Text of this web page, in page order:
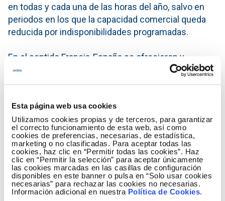
Esta página web usa cookies
Utilizamos cookies propias y de terceros, para garantizar
el correcto funcionamiento de esta web, así como
cookies de preferencias, necesarias, de estadística,
marketing o no clasificadas. Para aceptar todas las
cookies, haz clic en “Permitir todas las cookies”. Haz
clic en “Permitir la selección” para aceptar únicamente
las cookies marcadas en las casillas de configuración
disponibles en este banner o pulsa en “Solo usar cookies
necesarias” para rechazar las cookies no necesarias.
Información adicional en nuestra Política de Cookies.
en todas y cada una de las horas del año, salvo en
periodos en los que la capacidad comercial queda
reducida por indisponibilidades programadas.
En el sentido Francia-España se ofrecieron y
asignaron 300 MW, con un precio resultante de 5,52
€/MW, habiendo obtenido capacidad 8 de los 14
se ofrecieron y asignaron 200 MW estableciéndose
un precio resultante de 4,47 €/MW y obteniendo
capacidad 8 de los 17 agentes participantes. Por
primera vez desde la implantación de estas
subastas anuales, hace seis años, el precio de la
capacidad de intercambio en el sentido Francia-
España ha resultado superior al del sentido España-
Francia.